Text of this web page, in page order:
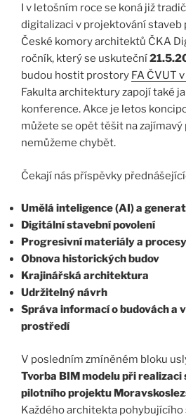
I v letošním roce se koná již
digitalizaci v projektování staveb
České komory architektů ČKA
ročník, který se uskuteční
budou hostit prostory FA ČVUT
Fakulta architektury zapojí také
konference. Akce je letos
můžete se opět těšit na
nemůžeme chybět.
Čekají nás příspěvky
Umělá inteligence (AI) a
Digitální stavební povolení
Progresivní materiály a procesy
Obnova historických budov
Krajinářská architektura
Udržitelný návrh
Správa informací o budovách a
prostředí
V posledním zmíněném bloku
Tvorba BIM modelu při
pilotního projektu
Každého architekta pohybujícího